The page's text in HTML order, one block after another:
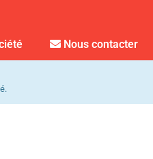
Nous contacter